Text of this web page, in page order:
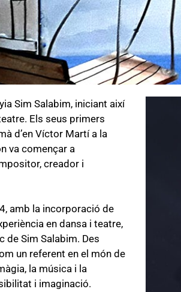
Sim Salabim, iniciant així
Els seus primers
d’en Víctor Martí a la
va començar a
creador i
amb la incorporació de
en dansa i teatre,
Sim Salabim. Des
un referent en el món de
la música i la
i imaginació.